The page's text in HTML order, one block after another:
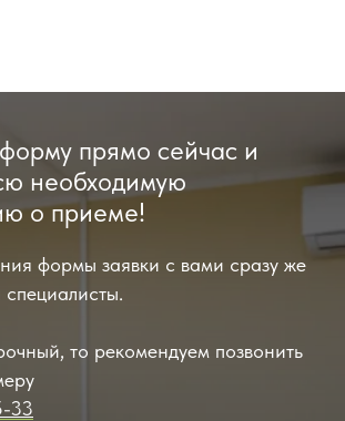
прямо сейчас и
необходимую
о приеме!
формы заявки с вами сразу же
то рекомендуем позвонить
33